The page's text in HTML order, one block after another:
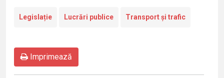
Legislație Lucrări publice Transport și trafic
Imprimează